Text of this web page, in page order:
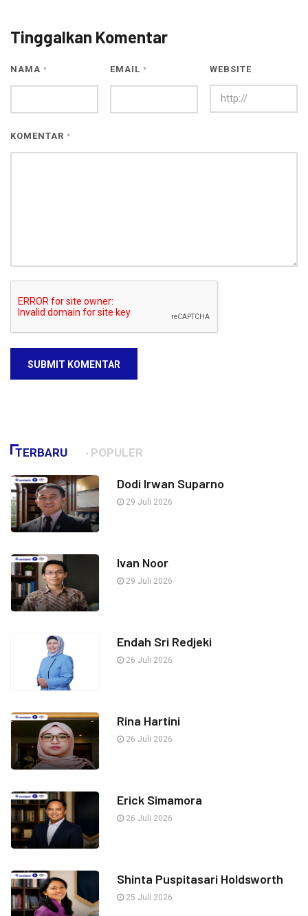
Tinggalkan Komentar
NAMA * EMAIL * WEBSITE
KOMENTAR *
SUBMIT KOMENTAR
TERBARU POPULER
Dodi Irwan Suparno
29 Juli 2026
Ivan Noor
29 Juli 2026
Endah Sri Redjeki
26 Juli 2026
Rina Hartini
26 Juli 2026
Erick Simamora
26 Juli 2026
Shinta Puspitasari Holdsworth
25 Juli 2026